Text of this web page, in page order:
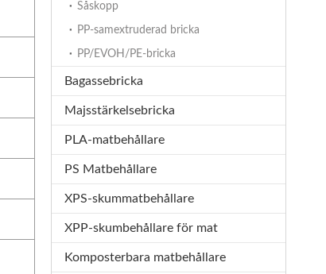
Såskopp
PP-samextruderad bricka
PP/EVOH/PE-bricka
Bagassebricka
Majsstärkelsebricka
PLA-matbehållare
PS Matbehållare
XPS-skummatbehållare
XPP-skumbehållare för mat
Komposterbara matbehållare